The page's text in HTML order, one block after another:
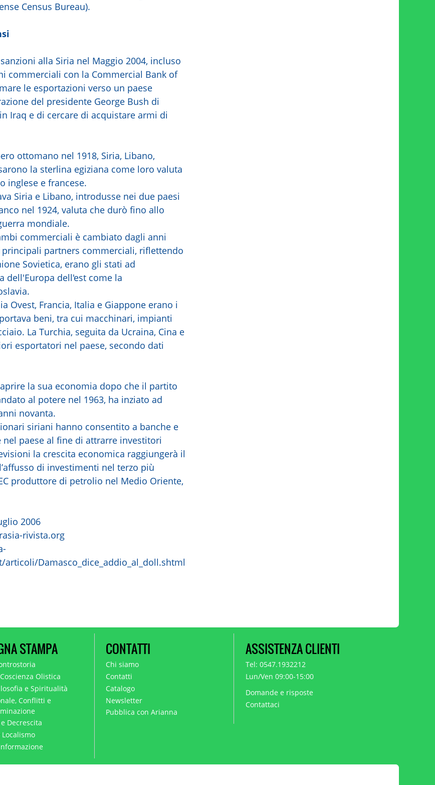
Census Bureau).
alla Siria nel Maggio 2004, incluso
commerciali con la Commercial Bank of
le esportazioni verso un paese
del presidente George Bush di
Iraq e di cercare di acquistare armi di
ottomano nel 1918, Siria, Libano,
la sterlina egiziana come loro valuta
inglese e francese.
Siria e Libano, introdusse nei due paesi
nel 1924, valuta che durò fino allo
mondiale.
commerciali è cambiato dagli anni
principali partners commerciali, riflettendo
Sovietica, erano gli stati ad
dell'Europa dell'est come la
Ovest, Francia, Italia e Giappone erano i
beni, tra cui macchinari, impianti
La Turchia, seguita da Ucraina, Cina e
esportatori nel paese, secondo dati
la sua economia dopo che il partito
al potere nel 1963, ha inziato ad
novanta.
siriani hanno consentito a banche e
paese al fine di attrarre investitori
la crescita economica raggiungerà il
di investimenti nel terzo più
produttore di petrolio nel Medio Oriente,
2006
rivista.org
Damasco_dice_addio_al_doll.shtml
STAMPA
Olistica
e Spiritualità
Conflitti e
Decrescita
Localismo
CONTATTI
Chi siamo
Contatti
Catalogo
Newsletter
Pubblica con Arianna
ASSISTENZA CLIENTI
Tel: 0547.1932212
Lun/Ven 09:00-15:00
Domande e risposte
Contattaci